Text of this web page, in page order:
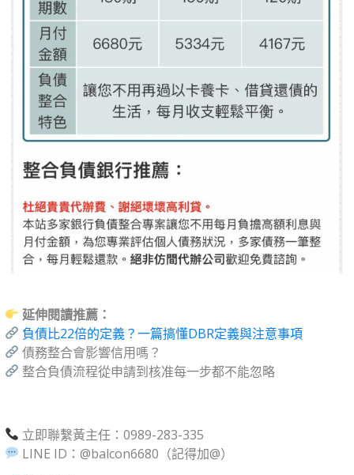
延伸閱讀推薦：
負債比22倍的定義？一篇搞懂DBR定義與注意事項
債務整合會影響信用嗎？
整合負債流程從申請到核准每一步都不能忽略
立即聯繫黃主任：0989-283-335
LINE ID：@balcon6680 （記得加@）